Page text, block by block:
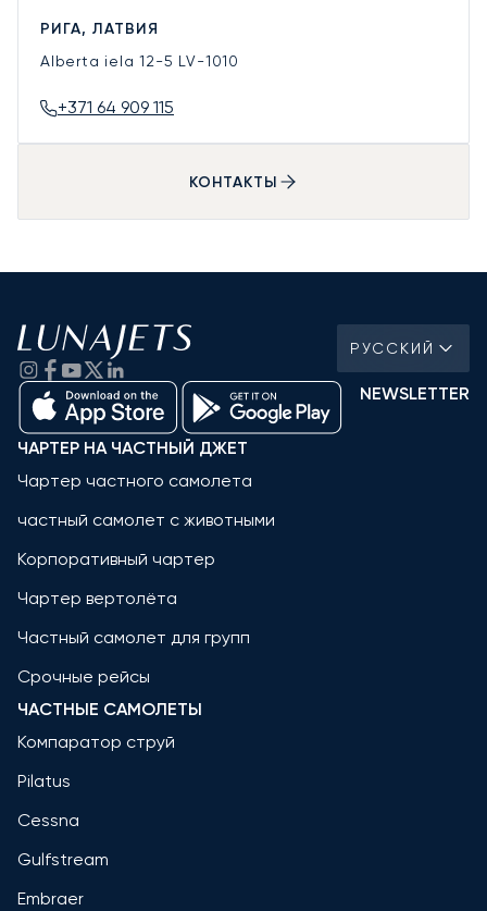
РИГА, ЛАТВИЯ
Alberta iela 12-5 LV-1010
+371 64 909 115
КОНТАКТЫ
РУССКИЙ
NEWSLETTER
ЧАРТЕР НА ЧАСТНЫЙ ДЖЕТ
Чартер частного самолета
частный самолет с животными
Корпоративный чартер
Чартер вертолёта
Частный самолет для групп
Срочные рейсы
ЧАСТНЫЕ САМОЛЕТЫ
Компаратор струй
Pilatus
Cessna
Gulfstream
Embraer